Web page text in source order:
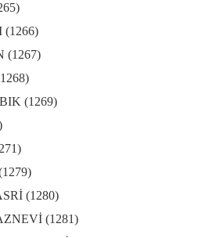
(1266)
(1267)
(1269)
(1280)
(1281)